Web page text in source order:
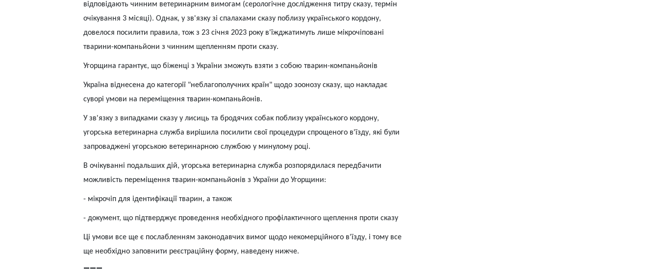
відповідають чинним ветеринарним вимогам (серологічне дослідження титру сказу, термін
очікування 3 місяці). Однак, у зв'язку зі спалахами сказу поблизу українського кордону,
довелося посилити правила, тож з 23 січня 2023 року в'їжджатимуть лише мікрочіповані
тварини-компаньйони з чинним щепленням проти сказу.
Угорщина гарантує, що біженці з України зможуть взяти з собою тварин-компаньйонів
Україна віднесена до категорії "неблагополучних країн" щодо зоонозу сказу, що накладає
суворі умови на переміщення тварин-компаньйонів.
У зв'язку з випадками сказу у лисиць та бродячих собак поблизу українського кордону,
угорська ветеринарна служба вирішила посилити свої процедури спрощеного в'їзду, які були
запроваджені угорською ветеринарною службою у минулому році.
В очікуванні подальших дій, угорська ветеринарна служба розпорядилася передбачити
можливість переміщення тварин-компаньйонів з України до Угорщини:
- мікрочіп для ідентифікації тварин, а також
- документ, що підтверджує проведення необхідного профілактичного щеплення проти сказу
Ці умови все ще є послабленням законодавчих вимог щодо некомерційного в'їзду, і тому все
ще необхідно заповнити реєстраційну форму, наведену нижче.
___